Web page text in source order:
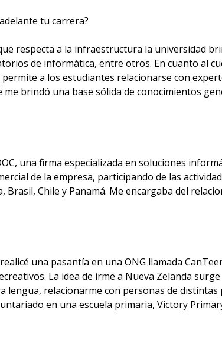
tu carrera?
respecta a la infraestructura la universidad
de informática, entre otros. En cuanto al
a los estudiantes relacionarse con
brindó una base sólida de conocimientos
una firma especializada en soluciones
de la empresa, participando de las
Chile y Panamá. Me encargaba del
una pasantía en una ONG llamada
La idea de irme a Nueva Zelanda
relacionarme con personas de
en una escuela primaria, Victory